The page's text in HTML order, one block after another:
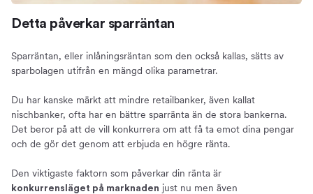
Detta påverkar sparräntan
Sparräntan, eller inlåningsräntan som den också kallas, sätts av
sparbolagen utifrån en mängd olika parametrar.
Du har kanske märkt att mindre retailbanker, även kallat
nischbanker, ofta har en bättre sparränta än de stora bankerna.
Det beror på att de vill konkurrera om att få ta emot dina pengar
och de gör det genom att erbjuda en högre ränta.
Den viktigaste faktorn som påverkar din ränta är
konkurrensläget på marknaden just nu men även